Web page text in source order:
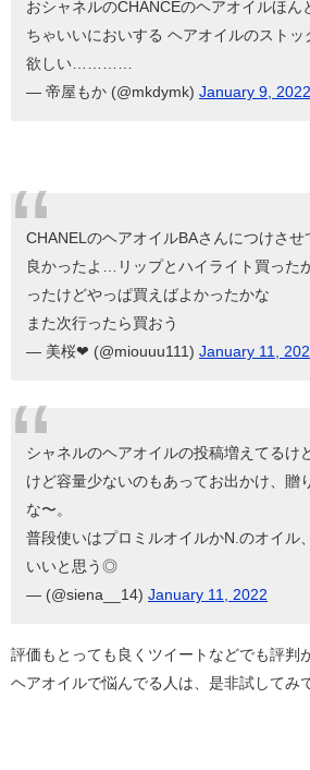
おシャネルのCHANCEのヘアオイルほん
ちゃいいにおいする ヘアオイルのスト
欲しい…………
— 帝屋もか (@mkdymk) January 9, 2022
CHANELのヘアオイルBAさんにつけさ
良かったよ…リップとハイライト買った
ったけどやっぱ買えばよかったかな
また次行ったら買おう
— 美桜❤ (@miouuu111) January 11,
シャネルのヘアオイルの投稿増えてるけ
けど容量少ないのもあってお出かけ、贈
な〜。
普段使いはプロミルオイルかN.のオイル
いいと思う◎
— (@siena__14) January 11, 2022
評価もとっても良くツイートなどでも評判
ヘアオイルで悩んでる人は、是非試してみ